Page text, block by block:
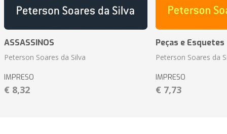
ASSASSINOS
Peterson Soares da Silva
IMPRESO
€ 8,32
Peças e
Peterson Soares da
IMPRESO
€ 7,73